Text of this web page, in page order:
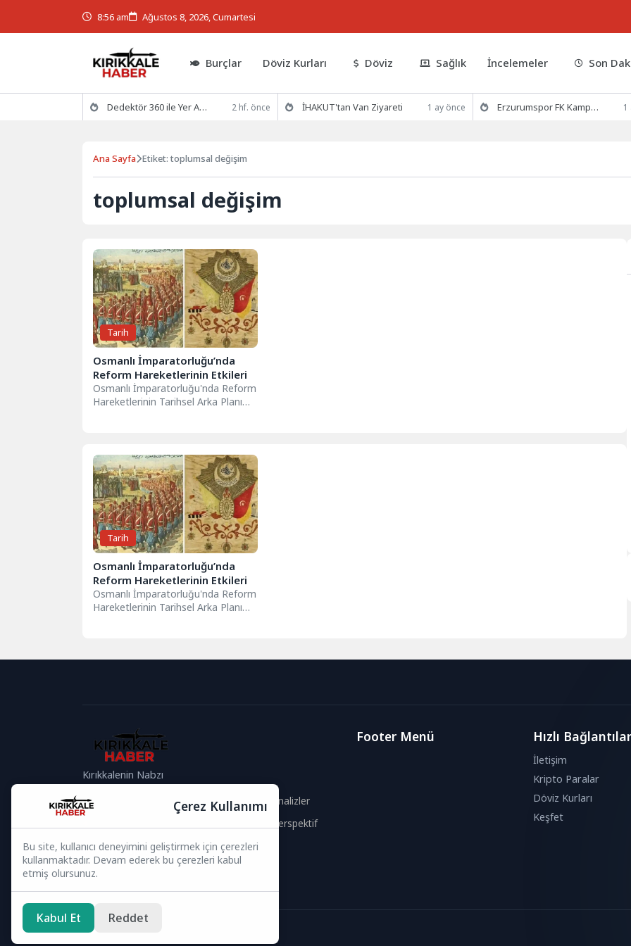
8:56 am Ağustos 8, 2026, Cumartesi
Burçlar Döviz Kurları Döviz Sağlık İncelemeler Son
Dedektör 360 ile Yer Altının Gizemlerini Keşfedin 2 hf. önce İHAKUT'tan Van Ziyareti 1 ay önce Erzurumspor FK Kamp Hazırlıklarına Devam Ediyor 1
Ana Sayfa Etiket: toplumsal değişim
toplumsal değişim
Tarih
Osmanlı İmparatorluğu’nda
Reform Hareketlerinin Etkileri
Osmanlı İmparatorluğu'nda Reform
Hareketlerinin Tarihsel Arka Planı
Tarih
Osmanlı İmparatorluğu’nda
Reform Hareketlerinin Etkileri
Osmanlı İmparatorluğu'nda Reform
Hareketlerinin Tarihsel Arka Planı
Kırıkkalenin Nabzı
Güncel Analizler
Global Perspektif
Bizi Takip Edin
Footer Menü Hızlı Bağlantılar
İletişim
Kripto Paralar
Döviz Kurları
Keşfet
Çerez Kullanımı
Bu site, kullanıcı deneyimini geliştirmek için çerezleri
kullanmaktadır. Devam ederek bu çerezleri kabul
etmiş olursunuz.
Kabul Et Reddet